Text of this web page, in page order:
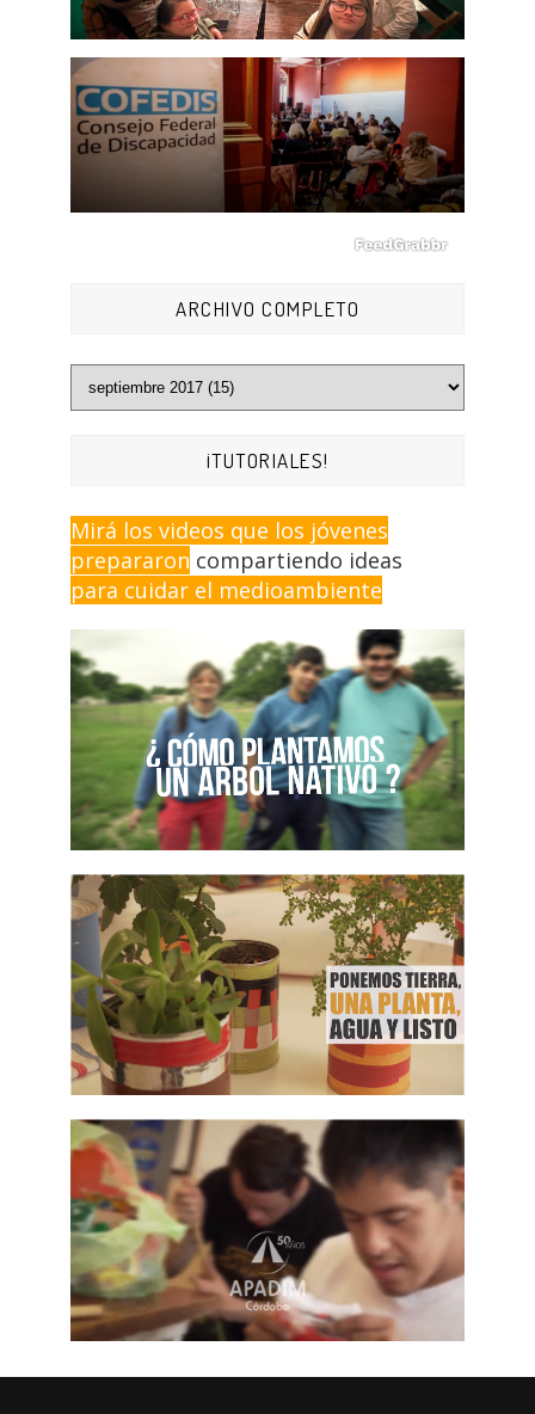
ARCHIVO COMPLETO
¡TUTORIALES!
Mirá los videos que los jóvenes
prepararon compartiendo ideas
para cuidar el medioambiente